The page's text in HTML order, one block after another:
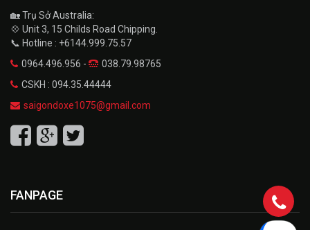
🏡 Trụ Sở Australia:
💠 Unit 3, 15 Childs Road Chipping.
📞 Hotline : +6144.999.75.57
0964.496.956 -
038.79.98765
CSKH : 094.35.44444
saigondoxe1075@gmail.com
FANPAGE